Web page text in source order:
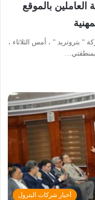
العاملين بالموقع
” بتروتريد ” ، أمس الثلاثاء ،
أخبار شركات البترول